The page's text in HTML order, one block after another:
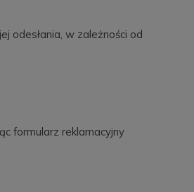
odesłania, w zależności od
formularz reklamacyjny